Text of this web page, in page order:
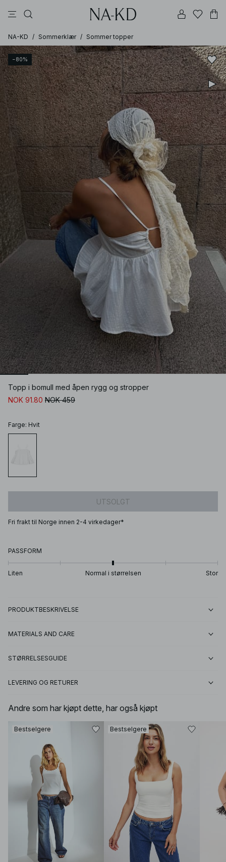
NA-KD / Sommerklær / Sommer topper
−80%
Topp i bomull med åpen rygg og stropper
NOK 91.80 NOK 459
Farge: Hvit
UTSOLGT
Fri frakt til Norge innen 2-4 virkedager*
PASSFORM
Liten Normal i størrelsen Stor
PRODUKTBESKRIVELSE
MATERIALS AND CARE
STØRRELSESGUIDE
LEVERING OG RETURER
Andre som har kjøpt dette, har også kjøpt
Bestselgere Bestselgere